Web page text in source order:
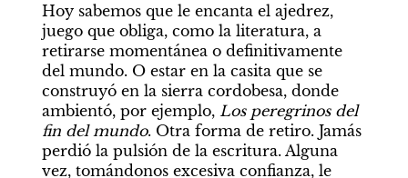
Hoy sabemos que le encanta el ajedrez,
juego que obliga, como la literatura, a
retirarse momentánea o definitivamente
del mundo. O estar en la casita que se
construyó en la sierra cordobesa, donde
ambientó, por ejemplo, Los peregrinos del
fin del mundo. Otra forma de retiro. Jamás
perdió la pulsión de la escritura. Alguna
vez, tomándonos excesiva confianza, le